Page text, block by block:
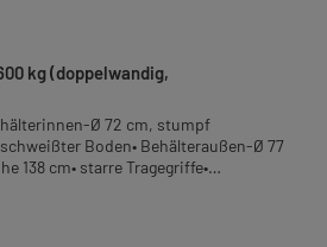
kg (doppelwandig,
Ø 72 cm, stumpf
Boden• Behälteraußen-Ø 77
138 cm• starre Tragegriffe•
mit